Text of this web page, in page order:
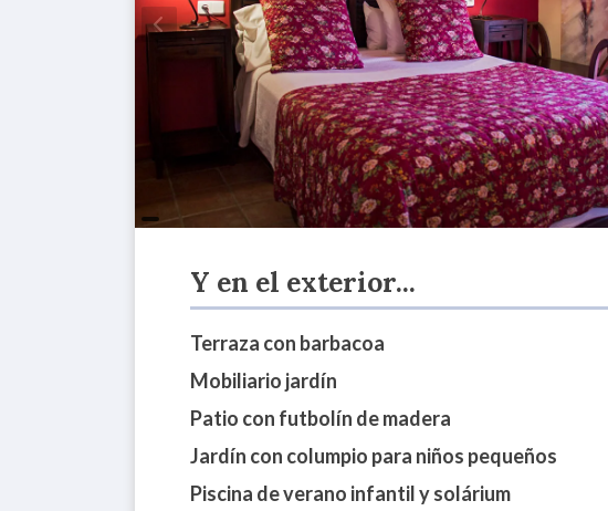
Y en el exterior...
Terraza con barbacoa
Mobiliario jardín
Patio con futbolín de madera
Jardín con columpio para niños pequeños
Piscina de verano infantil y solárium